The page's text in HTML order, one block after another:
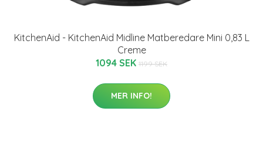
KitchenAid - KitchenAid Midline Matberedare Mini 0,83 L
Creme
1094 SEK 1199 SEK
MER INFO!